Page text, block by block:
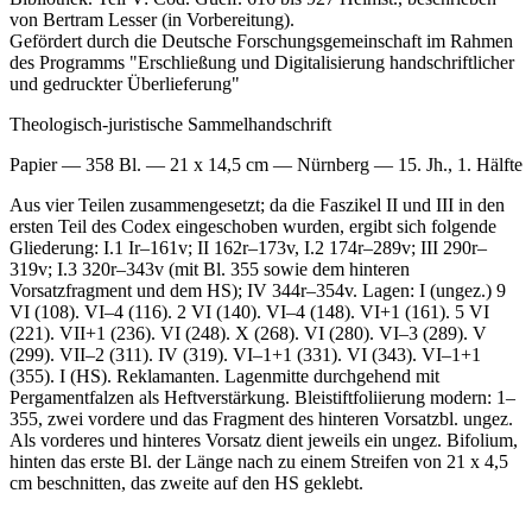
von Bertram Lesser (in Vorbereitung).
Gefördert durch die Deutsche Forschungsgemeinschaft im Rahmen
des Programms "Erschließung und Digitalisierung handschriftlicher
und gedruckter Überlieferung"
Theologisch-juristische Sammelhandschrift
Papier — 358 Bl. — 21 x 14,5 cm — Nürnberg — 15. Jh., 1. Hälfte
Aus vier Teilen zusammengesetzt; da die Faszikel II und III in den
ersten Teil des Codex eingeschoben wurden, ergibt sich folgende
Gliederung: I.1 Ir–161v; II 162r–173v, I.2 174r–289v; III 290r–
319v; I.3 320r–343v (mit Bl. 355 sowie dem hinteren
Vorsatzfragment und dem HS); IV 344r–354v. Lagen: I (ungez.) 9
VI (108). VI–4 (116). 2 VI (140). VI–4 (148). VI+1 (161). 5 VI
(221). VII+1 (236). VI (248). X (268). VI (280). VI–3 (289). V
(299). VII–2 (311). IV (319). VI–1+1 (331). VI (343). VI–1+1
(355). I (HS). Reklamanten. Lagenmitte durchgehend mit
Pergamentfalzen als Heftverstärkung. Bleistiftfoliierung modern: 1–
355, zwei vordere und das Fragment des hinteren Vorsatzbl. ungez.
Als vorderes und hinteres Vorsatz dient jeweils ein ungez. Bifolium,
hinten das erste Bl. der Länge nach zu einem Streifen von 21 x 4,5
cm beschnitten, das zweite auf den HS geklebt.